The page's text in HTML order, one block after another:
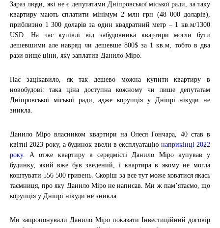
Зараз люди, які не є депутатами Дніпровської міської ради, за таку
квартиру мають сплатити мінімум 2 млн грн (48 000 доларів),
приблизно 1 300 доларів за один квадратний метр – 1 кв.м/1300
USD. На час купівлі від забудовника квартири могли бути
дешевшими але навряд чи дешевше 800$ за 1 кв.м, тобто в два
рази вище ціни, яку заплатив Данило Міро.
Нас зацікавило, як так дешево можна купити квартиру в
новобудові: така ціна доступна кожному чи лише депутатам
Дніпровської міської ради, адже корупція у Дніпрі нікуди не
зникла.
Данило Міро власником квартири на Олеся Гончара, 40 став в
квітні 2023 року, а будинок ввели в експлуатацію наприкінці 2022
року. А отже квартиру в середмісті Данило Міро купував у
будинку, який вже був зведений, і квартира в якому не могла
коштувати 556 500 гривень. Скоріш за все тут може ховатися якась
таємниця, про яку Данило Міро не написав. Ми ж памʼятаємо, що
корупція у Дніпрі нікуди не зникла.
Ми запропонували Данило Міро показати Інвестиційний договір